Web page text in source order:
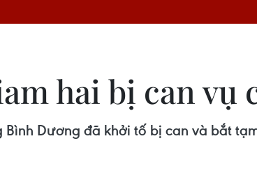
hai bị can vụ
Dương đã khởi tố bị can và bắt